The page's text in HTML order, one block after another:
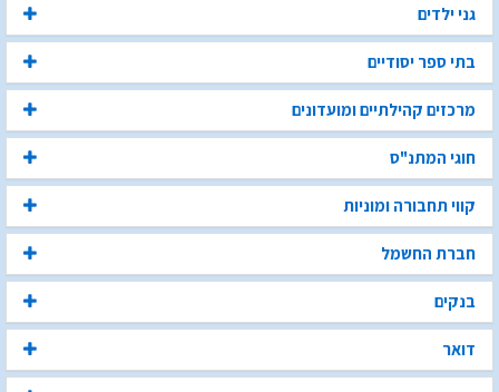
גני ילדים
בתי ספר יסודיים
מרכזים קהילתיים ומועדונים
חוגי המתנ"ס
קווי תחבורה ומוניות
חברת החשמל
בנקים
דואר